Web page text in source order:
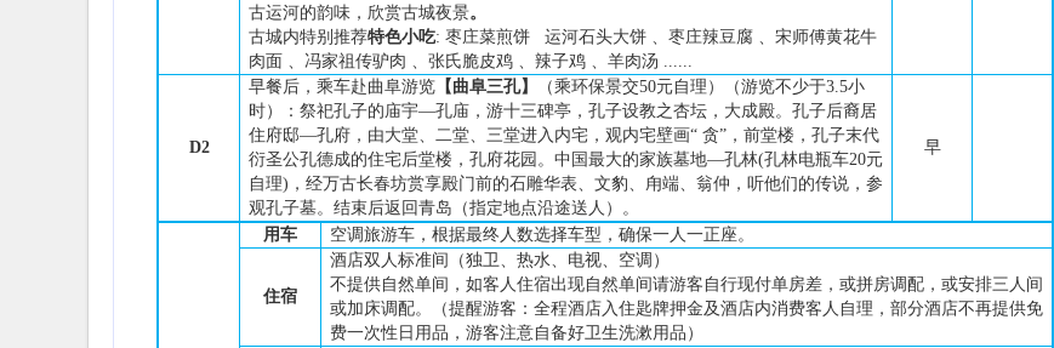
古运河的韵味 ， 欣赏古城夜景。
古城内特别推荐特色小吃: 枣庄菜煎饼 运河石头大饼 、枣庄辣豆腐 、宋师傅黄花牛
肉面 、冯家祖传驴肉 、张氏脆皮鸡 、辣子鸡 、羊肉汤 ......
D2
早餐后，乘车赴曲阜游览 【曲阜三孔】 （乘环保景交50元自理）（游览不少于3.5小
时）：祭祀孔子的庙宇—孔庙， 游十三碑亭，孔子设教之杏坛，大成殿。 孔子后裔居
住府邸—孔府， 由大堂、二堂、三堂进入内宅，观内宅壁画“ 贪”，前堂楼，孔子末代
衍圣公孔德成的住宅后堂楼，孔府花园。 中国最大的家族墓地—孔林(孔林电瓶车20元
自理) ， 经万古长春坊赏享殿门前的石雕华表、文豹、甪端、翁仲，听他们的传说，参
观孔子墓。结束后返回青岛（指定地点沿途送人）。
早
用车 空调旅游车，根据最终 人数选择车型，确保一人一正座。
住宿
酒店双人标准间（独卫、热水、电视、空调）
不提供自然单间，如客人住宿出现自然单间请游客自行现付单房差，或拼房调配，或安排三人间
或加床调配。
（提醒游客： 全程酒店入住匙牌押金及酒店内消费客人自理 ，部分酒店不再提供免
费一次性日用品，游客注意自备好卫生洗漱用品 ）